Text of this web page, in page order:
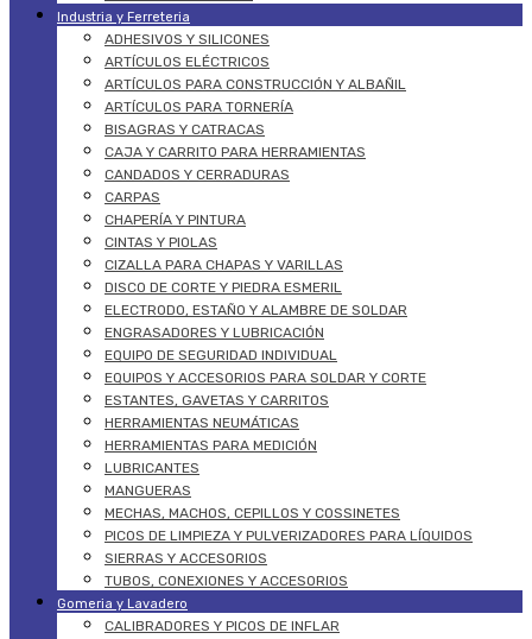
Industria y Ferreteria
ADHESIVOS Y SILICONES
ARTÍCULOS ELÉCTRICOS
ARTÍCULOS PARA CONSTRUCCIÓN Y ALBAÑIL
ARTÍCULOS PARA TORNERÍA
BISAGRAS Y CATRACAS
CAJA Y CARRITO PARA HERRAMIENTAS
CANDADOS Y CERRADURAS
CARPAS
CHAPERÍA Y PINTURA
CINTAS Y PIOLAS
CIZALLA PARA CHAPAS Y VARILLAS
DISCO DE CORTE Y PIEDRA ESMERIL
ELECTRODO, ESTAÑO Y ALAMBRE DE SOLDAR
ENGRASADORES Y LUBRICACIÓN
EQUIPO DE SEGURIDAD INDIVIDUAL
EQUIPOS Y ACCESORIOS PARA SOLDAR Y CORTE
ESTANTES, GAVETAS Y CARRITOS
HERRAMIENTAS NEUMÁTICAS
HERRAMIENTAS PARA MEDICIÓN
LUBRICANTES
MANGUERAS
MECHAS, MACHOS, CEPILLOS Y COSSINETES
PICOS DE LIMPIEZA Y PULVERIZADORES PARA LÍQUIDOS
SIERRAS Y ACCESORIOS
TUBOS, CONEXIONES Y ACCESORIOS
Gomeria y Lavadero
CALIBRADORES Y PICOS DE INFLAR